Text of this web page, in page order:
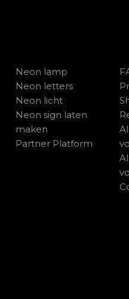
Neon lamp
Neon letters
Neon licht
Neon sign laten
maken
Partner Platform